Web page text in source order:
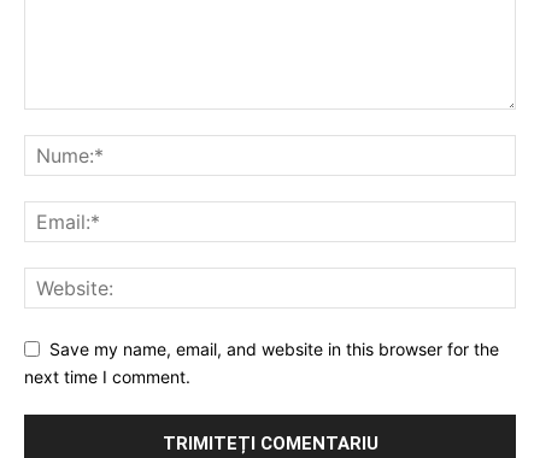
Save my name, email, and website in this browser for the
next time I comment.